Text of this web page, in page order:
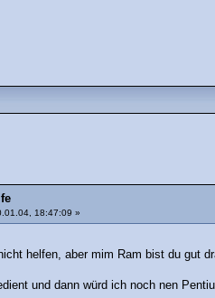
18:47:09 »
helfen, aber mim Ram bist du gut
und dann würd ich noch nen